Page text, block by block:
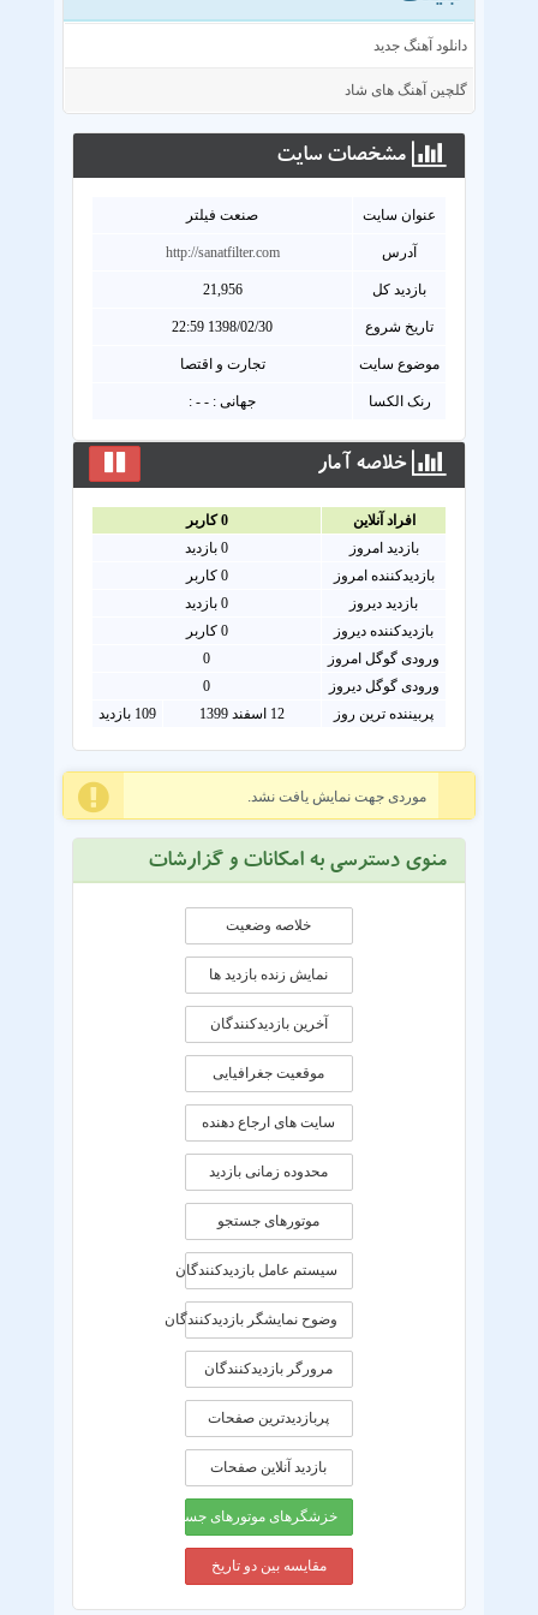
دانلود آهنگ جدید
گلچین آهنگ های شاد
مشخصات سايت
عنوان سايت صنعت فیلتر
آدرس http://sanatfilter.com
بازدید کل 21,956
تاریخ شروع 1398/02/30 22:59
موضوع سایت تجارت و اقتصا
رنک الکسا جهانی : - - :
خلاصه آمار
افراد آنلاين 0کاربر
بازدید امروز
0بازدید
بازدیدکننده امروز
0 کاربر
بازدید دیروز
0 بازدید
بازدیدکننده دیروز
0 کاربر
ورودی گوگل امروز
0
ورودی گوگل دیروز
0
پربیننده ترین روز
12 اسفند 1399 109 بازدید
موردی جهت نمایش یافت نشد.
منوی دسترسی به امکانات و گزارشات
خلاصه وضعیت
نمایش زنده بازدید ها
آخرین بازدیدکنندگان
موقعيت جغرافيايی
سایت های ارجاع دهنده
محدوده زمانی بازديد
موتورهای جستجو
سیستم عامل بازدیدکنندگان
وضوح نمایشگر بازدیدکنندگان
مرورگر بازدیدکنندگان
پربازدیدترین صفحات
بازدید آنلاین صفحات
خزشگرهای موتورهای جستجو
مقایسه بین دو تاریخ